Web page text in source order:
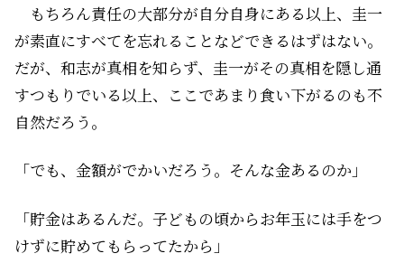
もちろん責任の大部分が自分自身にある以上、圭一
が素直にすべてを忘れることなどできるはずはない。
だが、和志が真相を知らず、圭一がその真相を隠し通
すつもりでいる以上、ここであまり食い下がるのも不
自然だろう。
「でも、金額がでかいだろう。そんな金あるのか」
「貯金はあるんだ。子どもの頃からお年玉には手をつ
けずに貯めてもらってたから」